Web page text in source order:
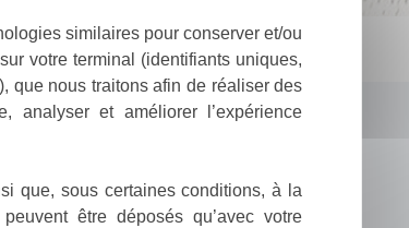
similaires pour conserver et/ou
votre terminal (identifiants uniques,
que nous traitons afin de réaliser des
analyser et améliorer l’expérience
que, sous certaines conditions, à la
être déposés qu’avec votre